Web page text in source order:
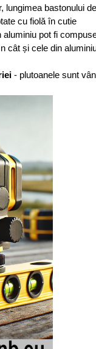
lungimea bastonului
cu fiolă în cutie
pot fi
cât și cele din
- plutoanele sunt